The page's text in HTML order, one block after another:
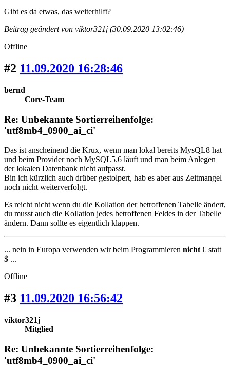
Gibt es da etwas, das weiterhilft?
Beitrag geändert von viktor321j (30.09.2020 13:02:46)
Offline
#2 11.09.2020 16:28:46
bernd
Core-Team
Re: Unbekannte Sortierreihenfolge:
'utf8mb4_0900_ai_ci'
Das ist anscheinend die Krux, wenn man lokal bereits MysQL8 hat
und beim Provider noch MySQL5.6 läuft und man beim Anlegen
der lokalen Datenbank nicht aufpasst.
Bin ich kürzlich auch drüber gestolpert, hab es aber aus Zeitmangel
noch nicht weiterverfolgt.
Es reicht nicht wenn du die Kollation der betroffenen Tabelle ändert,
du musst auch die Kollation jedes betroffenen Feldes in der Tabelle
ändern. Dann sollte es eigentlich klappen.
... nein in Europa verwenden wir beim Programmieren nicht € statt
$ ...
Offline
#3 11.09.2020 16:56:42
viktor321j
Mitglied
Re: Unbekannte Sortierreihenfolge:
'utf8mb4_0900_ai_ci'